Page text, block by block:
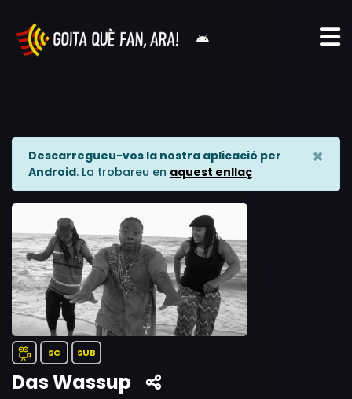
Descarregueu-vos la nostra aplicació per
Android. La trobareu en aquest enllaç
×
SC SUB
Das Wassup